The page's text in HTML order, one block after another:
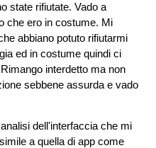
state rifiutate. Vado a
che ero in costume. Mi
abbiano potuto rifiutarmi
ed in costume quindi ci
interdetto ma non
sebbene assurda e vado
dell'interfaccia che mi
a quella di app come